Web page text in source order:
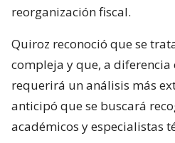
reorganización fiscal.
Quiroz reconoció que se
compleja y que, a
requerirá un análisis más
anticipó que se buscará
académicos y especialistas